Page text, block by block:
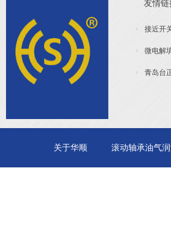
友情链
接近开
微电解
青岛台
关于华顺 滚动轴承油气